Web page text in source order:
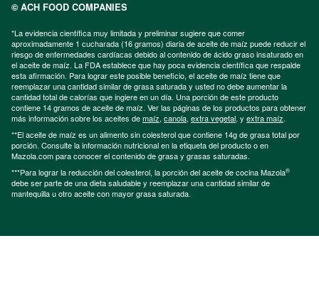
© ACH FOOD COMPANIES
*La evidencia científica muy limitada y preliminar sugiere que comer
aproximadamente 1 cucharada (16 gramos) diaria de aceite de maíz puede reducir el
riesgo de enfermedades cardíacas debido al contenido de ácido graso insaturado en
el aceite de maíz. La FDA establece que hay poca evidencia científica que respalde
esta afirmación. Para lograr este posible beneficio, el aceite de maíz tiene que
reemplazar una cantidad similar de grasa saturada y usted no debe aumentar la
cantidad total de calorías que ingiere en un día. Una porción de este producto
contiene 14 gramos de aceite de maíz. Ver las páginas de los productos para obtener
más información sobre los aceites demaíz, canola, extra vegetal, y extra maíz.
**El aceite de maíz es un alimento sin colesterol que contiene 14g de grasa total por
porción. Consulte la información nutricional en la etiqueta del producto o en
Mazola.com para conocer el contenido de grasa y grasas saturadas.
***Para lograr la reducción del colesterol, la porción del aceite de cocina Mazola®
debe ser parte de una dieta saludable y reemplazar una cantidad similar de
mantequilla u otro aceite con mayor grasa saturada.